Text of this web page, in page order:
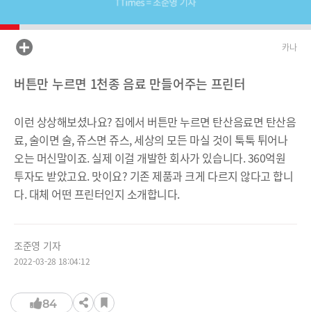
카나
버튼만 누르면 1천종 음료 만들어주는 프린터
이런 상상해보셨나요? 집에서 버튼만 누르면 탄산음료면 탄산음
료, 술이면 술, 쥬스면 쥬스, 세상의 모든 마실 것이 툭툭 튀어나
오는 머신말이죠. 실제 이걸 개발한 회사가 있습니다. 360억원
투자도 받았고요. 맛이요? 기존 제품과 크게 다르지 않다고 합니
다. 대체 어떤 프린터인지 소개합니다.
조준영 기자
2022-03-28 18:04:12
84